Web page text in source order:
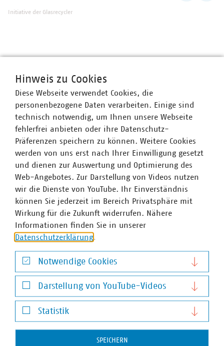
Initiative der Glasrecycler
VKU-Bereiche
ENERGIEWIRTSCHAFTWASSER/ABWASSER ABFALLWIRTSCHAFT
VKU-Hauptgeschäftsstelle
Hinweis zu Cookies
Diese Webseite verwendet Cookies, die
personenbezogene Daten verarbeiten. Einige sind
technisch notwendig, um Ihnen unsere Webseite
fehlerfrei anbieten oder ihre Datenschutz-
Präferenzen speichern zu können. Weitere Cookies
werden von uns erst nach Ihrer Einwilligung gesetzt
und dienen zur Auswertung und Optimierung des
Web-Angebotes. Zur Darstellung von Videos nutzen
wir die Dienste von YouTube. Ihr Einverständnis
können Sie jederzeit im Bereich Privatsphäre mit
Wirkung für die Zukunft widerrufen. Nähere
Informationen finden Sie in unserer
Datenschutzerklärung
Notwendige Cookies
Notwendige Cookies
Darstellung von YouTube-Videos
Darstellung von YouTube-Videos
Statistik
Statistik
SPEICHERN